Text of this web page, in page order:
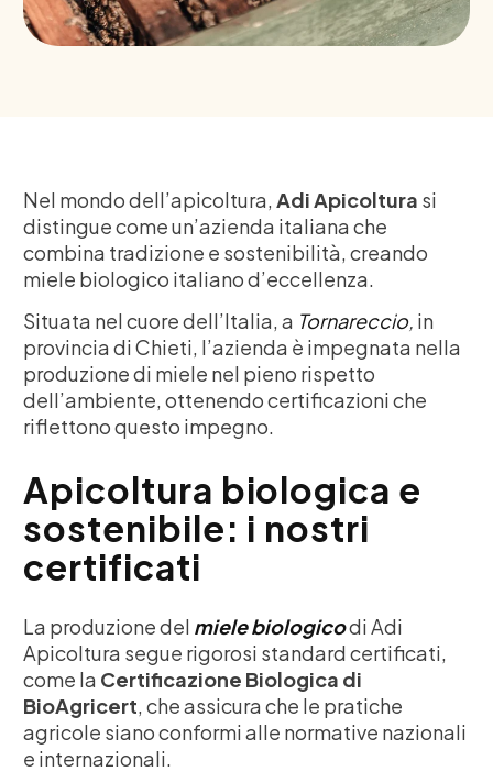
Nel mondo dell’apicoltura,Adi Apicoltura si
distingue come un’azienda italiana che
combina tradizione e sostenibilità, creando
miele biologico italiano d’eccellenza.
Situata nel cuore dell’Italia, a Tornareccio, in
provincia di Chieti, l’azienda è impegnata nella
produzione di miele nel pieno rispetto
dell’ambiente, ottenendo certificazioni che
riflettono questo impegno.
Apicoltura biologica e
sostenibile: i nostri
certificati
La produzione del miele biologicodi Adi
Apicoltura segue rigorosi standard certificati,
come la Certificazione Biologica di
BioAgricert, che assicura che le pratiche
agricole siano conformi alle normative nazionali
e internazionali.